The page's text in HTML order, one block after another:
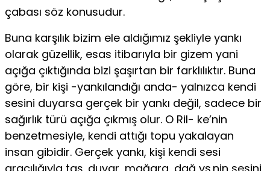
çabası söz konusudur.
Buna karşılık bizim ele aldığımız şekliyle yankı
olarak güzellik, esas itibarıyla bir gizem yani
açığa çıktığında bizi şaşırtan bir farklılıktır. Buna
göre, bir kişi -yankılandığı anda- yalnızca kendi
sesini duyarsa gerçek bir yankı değil, sadece bir
sağırlık türü açığa çıkmış olur. O Ril- ke’nin
benzetmesiyle, kendi attığı topu yakalayan
insan gibidir. Gerçek yankı, kişi kendi sesi